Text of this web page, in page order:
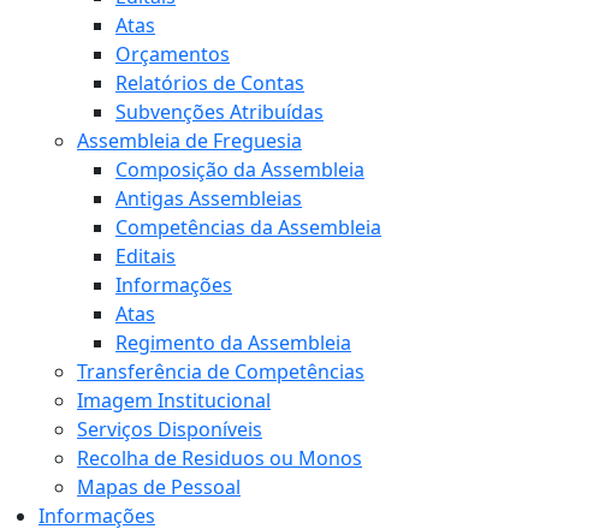
Atas
Orçamentos
Relatórios de Contas
Subvenções Atribuídas
Assembleia de Freguesia
Composição da Assembleia
Antigas Assembleias
Competências da Assembleia
Editais
Informações
Atas
Regimento da Assembleia
Transferência de Competências
Imagem Institucional
Serviços Disponíveis
Recolha de Residuos ou Monos
Mapas de Pessoal
Informações